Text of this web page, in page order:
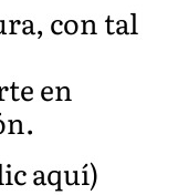
con tal
en
aquí)